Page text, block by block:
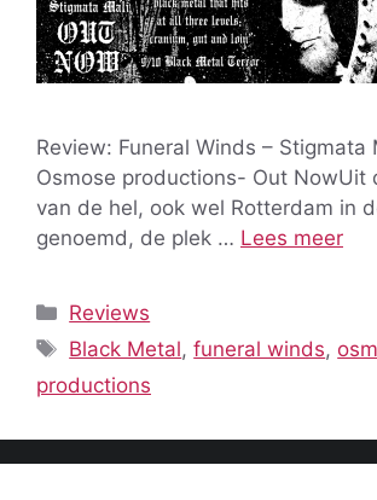
Review: Funeral Winds – Stigmata
Osmose productions- Out NowUit
van de hel, ook wel Rotterdam in
genoemd, de plek … Lees meer
Categorieën
Reviews
Tags
Black Metal,funeral winds,
productions